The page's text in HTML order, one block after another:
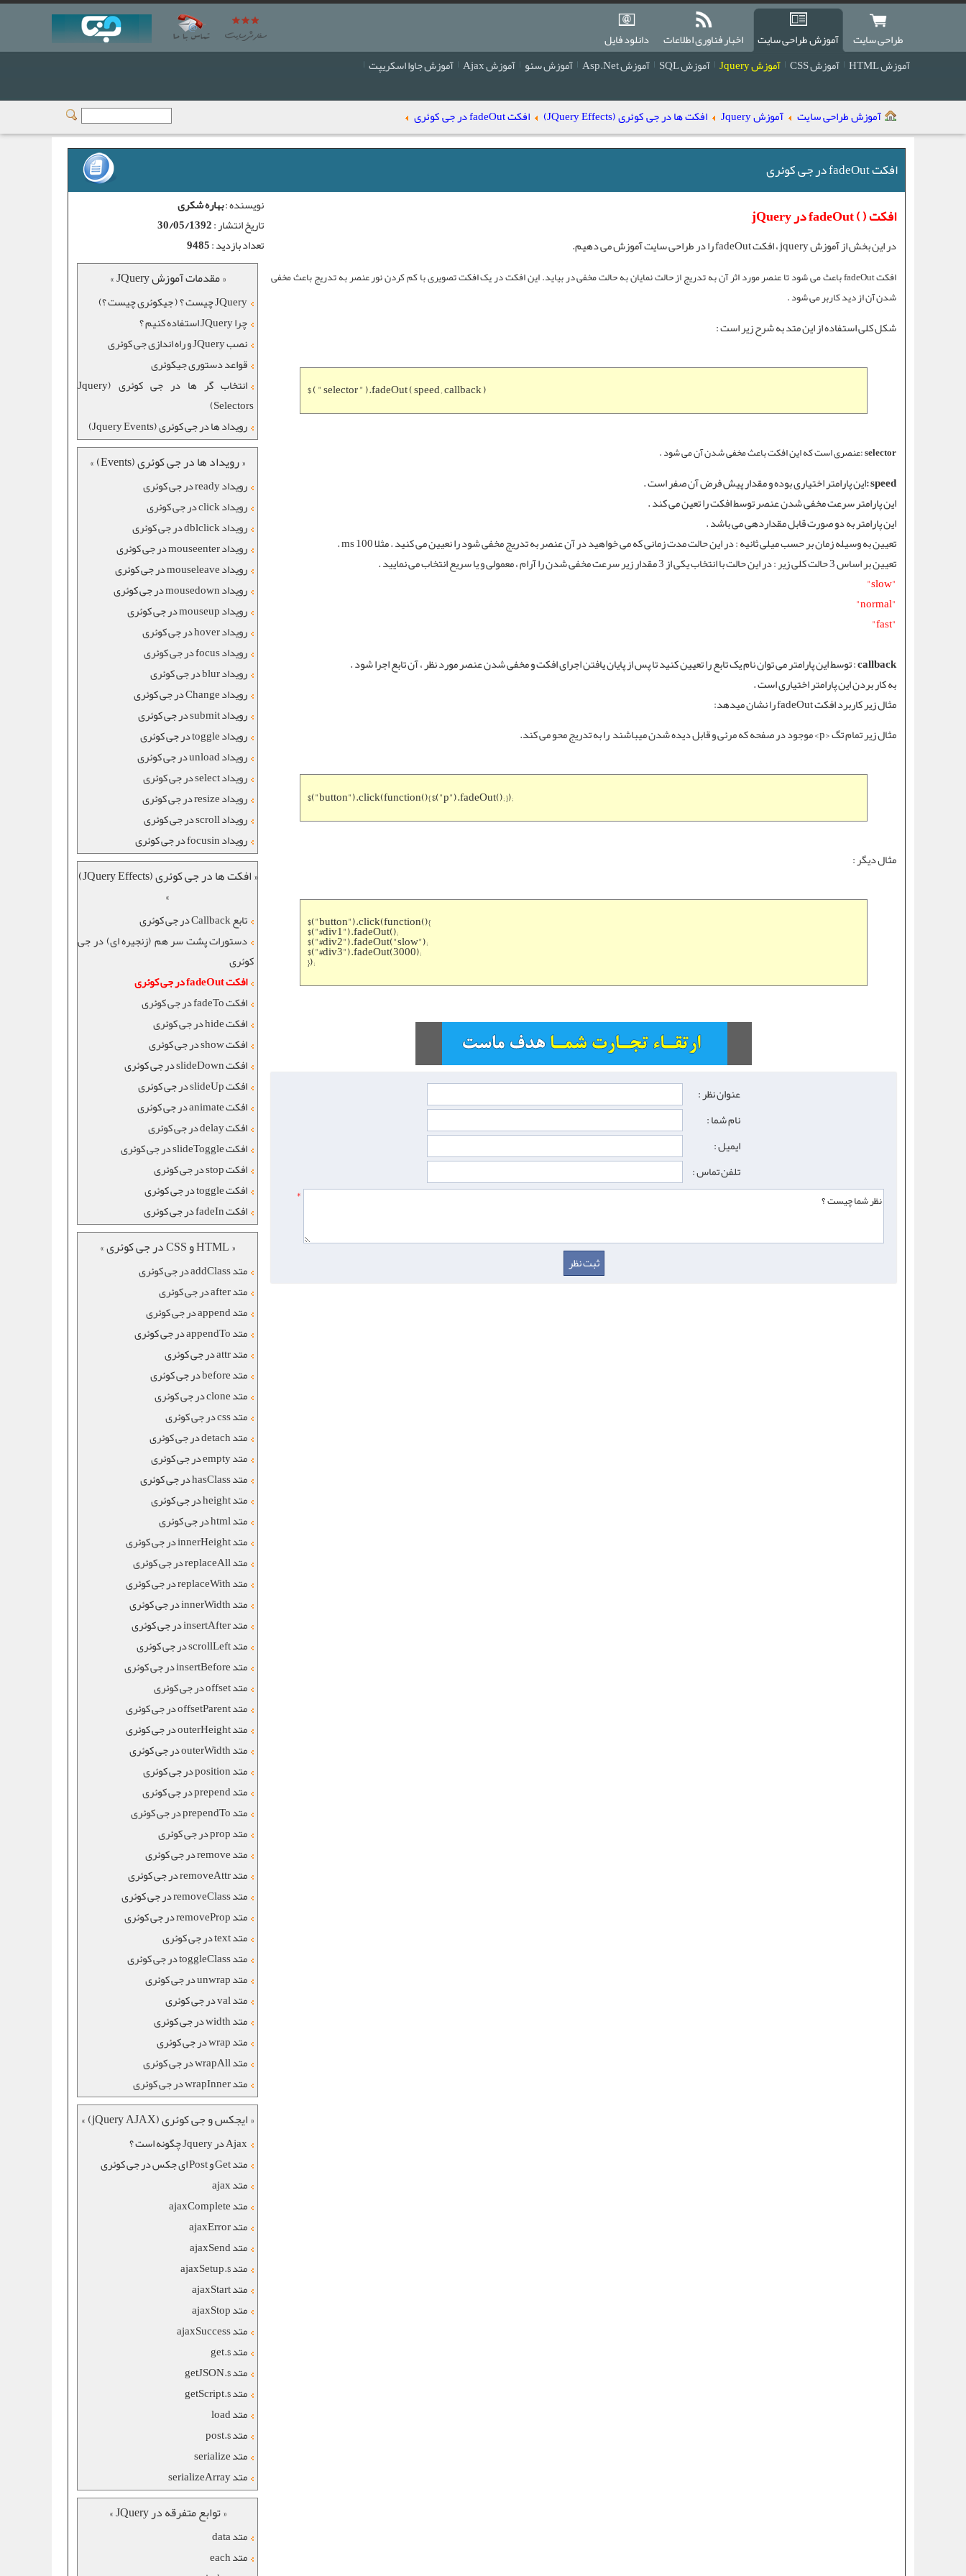
طراحی سایت آموزش طراحی سایت اخبار فناوری اطلاعات
دانلود فایل
آموزش HTML
آموزش CSS آموزش Jquery آموزش SQL آموزش Asp.Net آموزش سئو آموزش Ajax آموزش جاوا اسکریپت
آموزش طراحی سایت آموزش Jquery افکت ها در جی کوئری (JQuery Effects) افکت fadeOut در جی کوئری
افکت fadeOut در جی کوئری
افکت ( ) fadeOut در jQuery
در این بخش ازآموزش jquery ،افکت fadeOut را درطراحی سایتآموزش می دهیم.
افکت fadeOut
باعث می شود تا عنصر مورد اثر آن به تدریج از حالت نمایان به حالت مخفی در بیاید. این افکت در یک افکت تصویری با کم کردن نور عنصر به تدریج باعث مخفی
شدن آن از دید کاربر می شود .
شکل کلی استفاده از این متد به شرح زیر است :
$ ( " selector " ).fadeOut ( speed , callback )
selector:عنصری است که این افکت باعث مخفی شدن آن می شود .
speed : این پارامتر اختیاری بوده و مقدار پیش فرض آن صفر است .
این پارامتر سرعت مخفی شدن عنصر توسط افکت را تعین می کند .
این پارامتر به دو صورت قابل مقداردهی می باشد .
تعیین به وسیله زمان بر حسب میلی ثانیه : در این حالت مدت زمانی که می خواهید در آن عنصر به تدریج مخفی شود را نعیین می کنید . مثلا 100 ms .
تعیین بر اساس 3 حالت کلی زیر : در این حالت با انتخاب یکی از 3 مقدار زیر سرعت مخفی شدن را آرام ، معمولی و یا سریع انتخاب می نمایید .
"slow"
"normal"
"fast"
callback: توسط این پارامتر می توان نام یک تابع را تعیین کنید تا پس از پایان یافتن اجرای افکت و مخفی شدن عنصر مورد نظر ، آن تابع اجرا شود .
به کار بردن این پارامتر اختیاری است .
مثال زیر کاربردافکت fadeOut
را نشان میدهد:
مثال زیر تمامتگ <p> موجود در صفحه که مرئی و قابل دیده شدن میباشند را به تدریج محو می کند.
$("button").click(function(){ $("p").fadeOut(); });
مثال دیگر :
$("button").click(function(){
$("#div1").fadeOut();
$("#div2").fadeOut("slow");
$("#div3").fadeOut(3000);
});
عنوان نظر :
نام شما :
ایمیل :
تلفن تماس :
*
نویسنده :بهاره شکری
تاریخ انتشار :30/05/1392
تعداد بازدید :9485
« مقدمات آموزش JQuery »
JQuery چیست ؟ ( جیکوئری چیست ؟)
چرا JQuery استفاده کنیم ؟
نصب JQuery و راه اندازی جی کوئری
قواعد دستوری جیکوئری
انتخاب گر ها در جی کوئری (Jquery
Selectors)
رویداد ها در جی کوئری (Jquery Events)
« رویداد ها در جی کوئری (Events) »
رویداد ready در جی کوئری
رویداد click در جی کوئری
رویداد dblclick در جی کوئری
رویداد mouseenter در جی کوئری
رویداد mouseleave در جی کوئری
رویداد mousedown در جی کوئری
رویداد mouseup در جی کوئری
رویداد hover در جی کوئری
رویداد focus در جی کوئری
رویداد blur در جی کوئری
رویداد Change در جی کوئری
رویداد submit در جی کوئری
رویداد toggle در جی کوئری
رویداد unload در جی کوئری
رویداد select در جی کوئری
رویداد resize در جی کوئری
رویداد scroll در جی کوئری
رویداد focusin در جی کوئری
« افکت ها در جی کوئری (JQuery Effects)
»
تابع Callback در جی کوئری
دستورات پشت سر هم (زنجیره ای) در جی
کوئری
افکت fadeOut در جی کوئری
افکت fadeTo در جی کوئری
افکت hide در جی کوئری
افکت show در جی کوئری
افکت slideDown در جی کوئری
افکت slideUp در جی کوئری
افکت animate در جی کوئری
افکت delay در جی کوئری
افکت slideToggle در جی کوئری
افکت stop در جی کوئری
افکت toggle در جی کوئری
افکت fadeIn در جی کوئری
« HTML و CSS در جی کوئری »
متد addClass در جی کوئری
متد after در جی کوئری
متد append در جی کوئری
متد appendTo در جی کوئری
متد attr در جی کوئری
متد before در جی کوئری
متد clone در جی کوئری
متد css در جی کوئری
متد detach در جی کوئری
متد empty در جی کوئری
متد hasClass در جی کوئری
متد height در جی کوئری
متد html در جی کوئری
متد innerHeight در جی کوئری
متد replaceAll در جی کوئری
متد replaceWith در جی کوئری
متد innerWidth در جی کوئری
متد insertAfter در جی کوئری
متد scrollLeft در جی کوئری
متد insertBefore در جی کوئری
متد offset در جی کوئری
متد offsetParent در جی کوئری
متد outerHeight در جی کوئری
متد outerWidth در جی کوئری
متد position در جی کوئری
متد prepend در جی کوئری
متد prependTo در جی کوئری
متد prop در جی کوئری
متد remove در جی کوئری
متد removeAttr در جی کوئری
متد removeClass در جی کوئری
متد removeProp در جی کوئری
متد text در جی کوئری
متد toggleClass در جی کوئری
متد unwrap در جی کوئری
متد val در جی کوئری
متد width در جی کوئری
متد wrap در جی کوئری
متد wrapAll در جی کوئری
متد wrapInner در جی کوئری
« ایجکس و جی کوئری (jQuery AJAX) »
Ajax در Jquery چگونه است ؟
متد Get و Post ای جکس در جی کوئری
متد ajax
متد ajaxComplete
متد ajaxError
متد ajaxSend
متد $.ajaxSetup
متد ajaxStart
متد ajaxStop
متد ajaxSuccess
متد $.get
متد $.getJSON
متد $.getScript
متد load
متد $.post
متد serialize
متد serializeArray
« توابع متفرقه در JQuery »
متد data
متد each